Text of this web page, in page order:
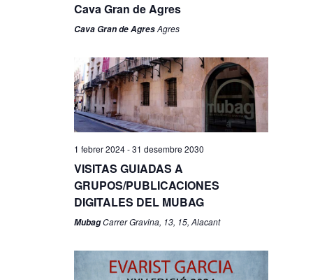
Cava Gran de Agres
Cava Gran de AgresAgres
1 febrer 2024-31 desembre 2030
VISITAS GUIADAS A
GRUPOS/PUBLICACIONES
DIGITALES DEL MUBAG
MubagCarrer Gravina, 13, 15, Alacant